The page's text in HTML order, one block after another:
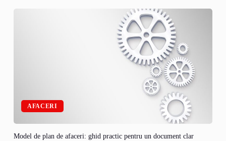
AFACERI
Model de plan de afaceri: ghid practic pentru un document clar